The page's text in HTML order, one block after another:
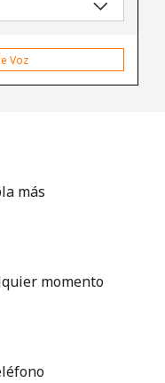
tu contraseña? →
Voz
más
momento